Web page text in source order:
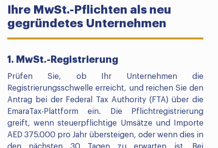
Ihre MwSt.-Pflichten als neu
gegründetes Unternehmen
1. MwSt.-Registrierung
Prüfen Sie, ob Ihr Unternehmen die
Registrierungsschwelle erreicht, und reichen Sie den
Antrag bei der Federal Tax Authority (FTA) über die
EmaraTax-Plattform ein. Die Pflichtregistrierung
greift, wenn steuerpflichtige Umsätze und Importe
AED 375.000 pro Jahr übersteigen, oder wenn dies in